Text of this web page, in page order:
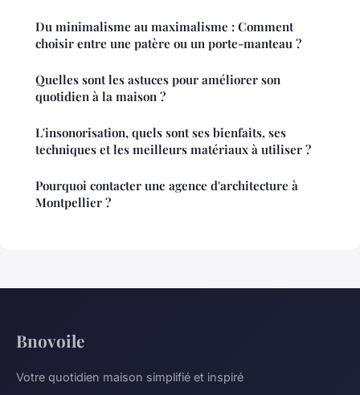
Du minimalisme au maximalisme : Comment
choisir entre une patère ou un porte-manteau ?
Quelles sont les astuces pour améliorer son
quotidien à la maison ?
L'insonorisation, quels sont ses bienfaits, ses
techniques et les meilleurs matériaux à utiliser ?
Pourquoi contacter une agence d'architecture à
Montpellier ?
Bnovoile
Votre quotidien maison simplifié et inspiré